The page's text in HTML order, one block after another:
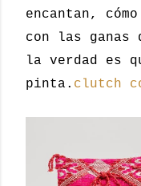
encantan,
con las
la verdad es
pinta. clutch